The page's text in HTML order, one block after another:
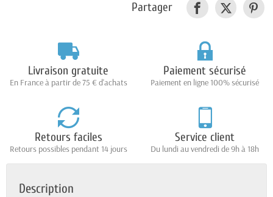
Partager
Livraison gratuite
En France à partir de 75 € d'achats
Paiement sécurisé
Paiement en ligne 100% sécurisé
Retours faciles
Retours possibles pendant 14 jours
Service client
Du lundi au vendredi de 9h à 18h
Description